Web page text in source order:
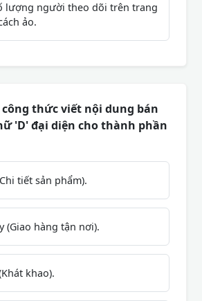
lượng người theo dõi trên trang
ảo.
công thức viết nội dung bán
'D' đại diện cho thành phần
tiết sản phẩm).
(Giao hàng tận nơi).
khao).